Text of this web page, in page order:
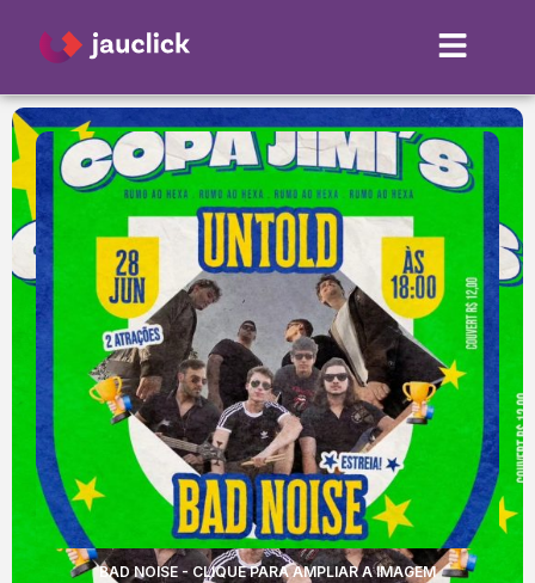
BAD NOISE - CLIQUE PARA AMPLIAR A IMAGEM